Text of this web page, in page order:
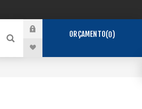
ORÇAMENTO 0